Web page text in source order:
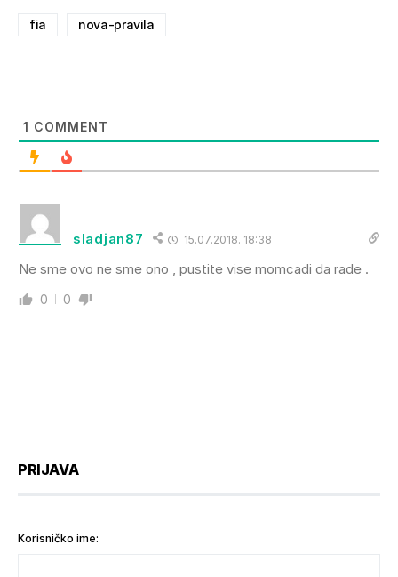
fia nova-pravila
1 COMMENT
sladjan87 15.07.2018. 18:38
Ne sme ovo ne sme ono , pustite vise momcadi da rade .
0 0
PRIJAVA
Korisničko ime: